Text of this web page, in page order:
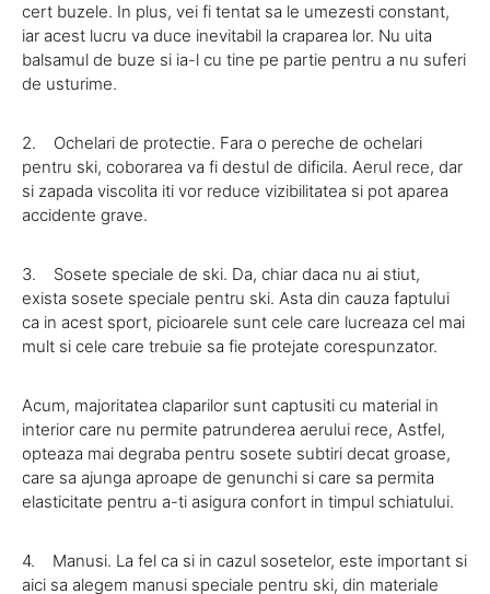
cert buzele. In plus, vei fi tentat sa le umezesti constant,
iar acest lucru va duce inevitabil la craparea lor. Nu uita
balsamul de buze si ia-l cu tine pe partie pentru a nu suferi
de usturime.
2. Ochelari de protectie. Fara o pereche de ochelari
pentru ski, coborarea va fi destul de dificila. Aerul rece, dar
si zapada viscolita iti vor reduce vizibilitatea si pot aparea
accidente grave.
3. Sosete speciale de ski. Da, chiar daca nu ai stiut,
exista sosete speciale pentru ski. Asta din cauza faptului
ca in acest sport, picioarele sunt cele care lucreaza cel mai
mult si cele care trebuie sa fie protejate corespunzator.
Acum, majoritatea claparilor sunt captusiti cu material in
interior care nu permite patrunderea aerului rece, Astfel,
opteaza mai degraba pentru sosete subtiri decat groase,
care sa ajunga aproape de genunchi si care sa permita
elasticitate pentru a-ti asigura confort in timpul schiatului.
4. Manusi. La fel ca si in cazul sosetelor, este important si
aici sa alegem manusi speciale pentru ski, din materiale